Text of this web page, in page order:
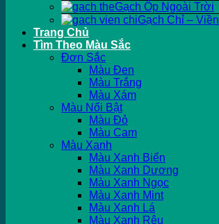
Gạch Ốp Ngoài Trời
Gạch Chỉ – Viền
Trang Chủ
Tìm Theo Màu Sắc
Đơn Sắc
Màu Đen
Màu Trắng
Màu Xám
Màu Nổi Bật
Màu Đỏ
Màu Cam
Màu Xanh
Màu Xanh Biển
Màu Xanh Dương
Màu Xanh Ngọc
Màu Xanh Mint
Màu Xanh Lá
Màu Xanh Rêu